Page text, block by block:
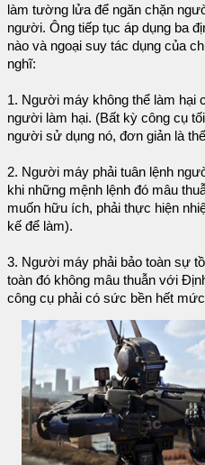
làm tường lửa để ngăn chặn
người. Ông tiếp tục áp dụng ba
nào và ngoại suy tác dụng của
nghĩ:
1. Người máy không thể làm hại
người làm hại. (Bất kỳ công cụ
người sử dụng nó, đơn giản là
2. Người máy phải tuân lệnh
khi những mệnh lệnh đó mâu
muốn hữu ích, phải thực hiện
kế để làm).
3. Người máy phải bảo toàn sự
toàn đó không mâu thuẫn với
công cụ phải có sức bền hết